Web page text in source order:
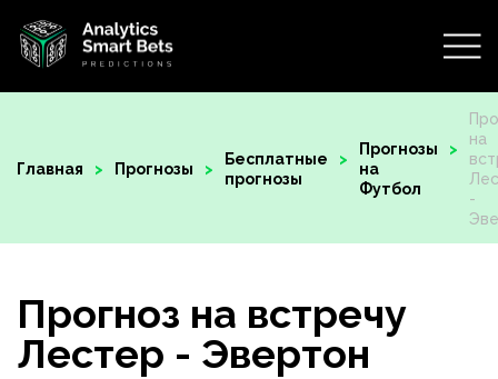
Главная Прогнозы
Бесплатные
прогнозы
Прогнозы
на
Футбол
на
-
Прогноз на встречу
Лестер - Эвертон